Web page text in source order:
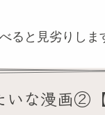
ると見劣りしま
いな漫画②